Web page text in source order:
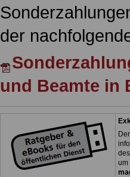
der
und Beamte in
um